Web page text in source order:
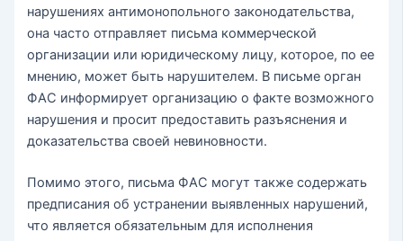
нарушениях антимонопольного законодательства,
она часто отправляет письма коммерческой
организации или юридическому лицу, которое, по ее
мнению, может быть нарушителем. В письме орган
ФАС информирует организацию о факте возможного
нарушения и просит предоставить разъяснения и
доказательства своей невиновности.
Помимо этого, письма ФАС могут также содержать
предписания об устранении выявленных нарушений,
что является обязательным для исполнения